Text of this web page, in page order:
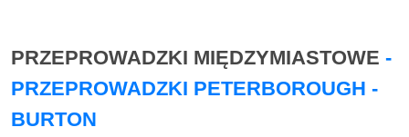
PRZEPROWADZKI MIĘDZYMIASTOWE -
PRZEPROWADZKI PETERBOROUGH -
BURTON